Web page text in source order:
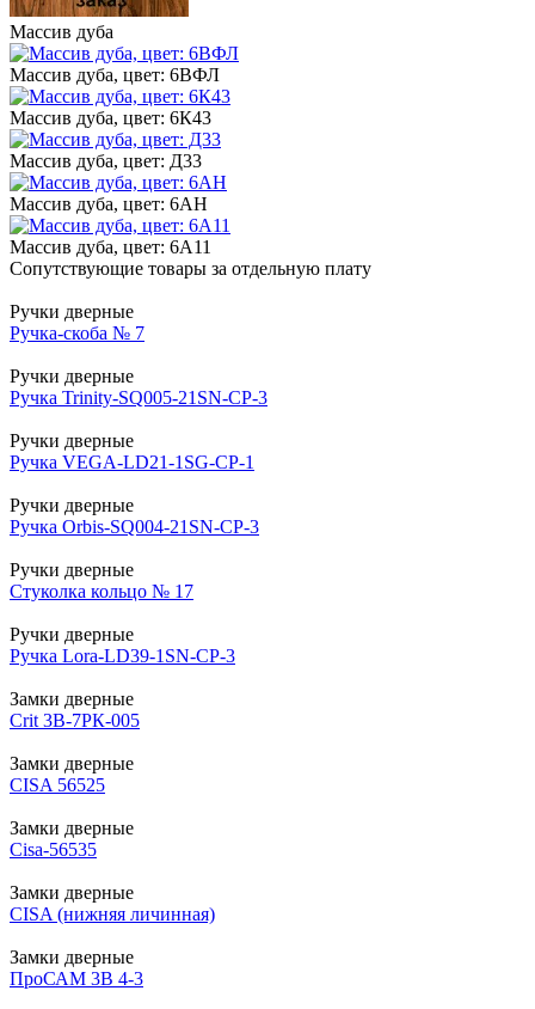
Массив дуба
Массив дуба, цвет: 6ВФЛ
Массив дуба, цвет: 6К43
Массив дуба, цвет: Д33
Массив дуба, цвет: 6АН
Массив дуба, цвет: 6А11
Сопутствующие товары за отдельную плату
Ручки дверные
Ручка-скоба № 7
Ручки дверные
Ручка Trinity-SQ005-21SN-CP-3
Ручки дверные
Ручка VEGA-LD21-1SG-CP-1
Ручки дверные
Ручка Orbis-SQ004-21SN-CP-3
Ручки дверные
Стуколка кольцо № 17
Ручки дверные
Ручка Lora-LD39-1SN-CP-3
Замки дверные
Crit 3B-7РК-005
Замки дверные
CISA 56525
Замки дверные
Cisa-56535
Замки дверные
CISA (нижняя личинная)
Замки дверные
ПроСАМ 3В 4-3